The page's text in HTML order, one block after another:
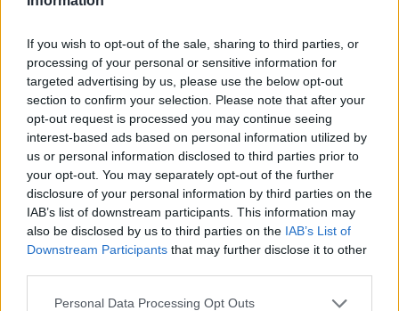
If you wish to opt-out of the sale, sharing to third parties, or
processing of your personal or sensitive information for
targeted advertising by us, please use the below opt-out
section to confirm your selection. Please note that after your
opt-out request is processed you may continue seeing
interest-based ads based on personal information utilized by
us or personal information disclosed to third parties prior to
your opt-out. You may separately opt-out of the further
disclosure of your personal information by third parties on the
IAB’s list of downstream participants. This information may
also be disclosed by us to third parties on the IAB’s List of
Downstream Participants that may further disclose it to other
Please note that this website/app uses one or more Google
Personal Data Processing Opt Outs